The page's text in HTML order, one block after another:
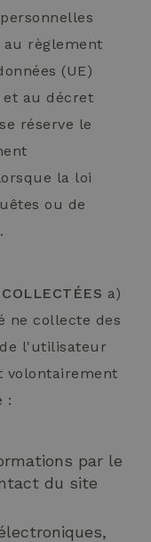
règlement
(UE)
et au décret
réserve le
la loi
ou de
a)
ne collecte des
l'utilisateur
volontairement
:
par le
du site